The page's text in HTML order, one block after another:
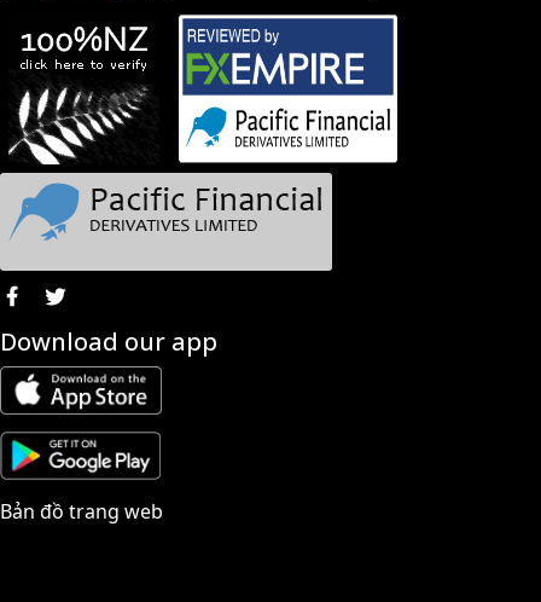
Download our app
Bản đồ trang web